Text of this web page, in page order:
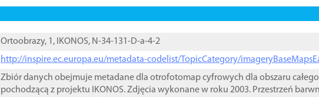
Ortoobrazy, 1, IKONOS, N-34-131-D-a-4-2
http://inspire.ec.europa.eu/metadata-codelist/TopicCategory/
Zbiór danych obejmuje metadane dla otrofotomap cyfrowych dla obszaru
pochodzącą z projektu IKONOS. Zdjęcia wykonane w roku 2003. Przestrzeń